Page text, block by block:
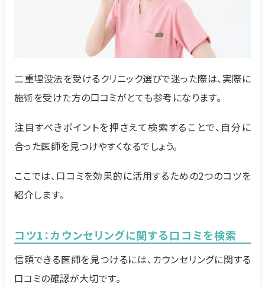
二重埋没法を受けるクリニック選びで迷った際は、実際に
施術を受けた方の口コミがとても参考になります。
注目すべきポイントを押さえて検索することで、自分に
合った医師を見つけやすくなるでしょう。
ここでは、口コミを効果的に活用するための2つのコツを
紹介します。
コツ1：カウンセリングに関する口コミを検索
信頼できる医師を見つけるには、カウンセリングに関する
口コミの確認が大切です。